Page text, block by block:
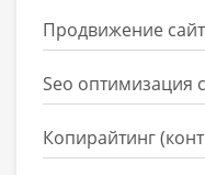
Продвижение
Seo оптимизация
Копирайтинг